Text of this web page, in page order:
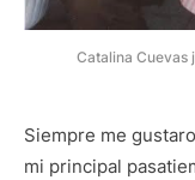
Catalina Cuevas
Siempre me
mi principal